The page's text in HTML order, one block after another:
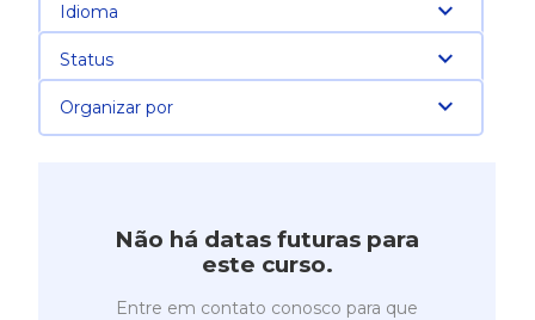
Idioma
Status
Organizar por
Não há datas futuras para
este curso.
Entre em contato conosco para que